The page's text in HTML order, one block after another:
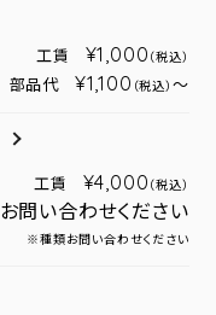
工賃 ¥1,000 （税込）
部品代 ¥1,100 （税込） ～
工賃 ¥4,000 （税込）
お問い合わせください
※種類お問い合わせください